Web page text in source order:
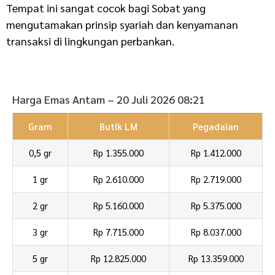
Tempat ini sangat cocok bagi Sobat yang
mengutamakan prinsip syariah dan kenyamanan
transaksi di lingkungan perbankan.
Harga Emas Antam – 20 Juli 2026 08:21
Gram Butik LM Pegadaian
0,5 gr Rp 1.355.000 Rp 1.412.000
1 gr Rp 2.610.000 Rp 2.719.000
2 gr Rp 5.160.000 Rp 5.375.000
3 gr Rp 7.715.000 Rp 8.037.000
5 gr Rp 12.825.000 Rp 13.359.000